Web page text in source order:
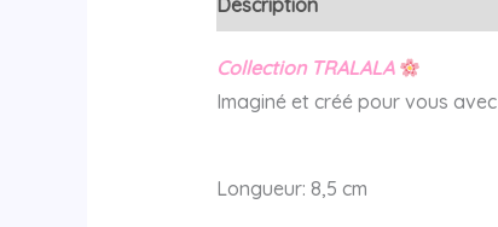
Collection TRALALA
Imaginé et créé pour vous avec
Longueur: 8,5 cm